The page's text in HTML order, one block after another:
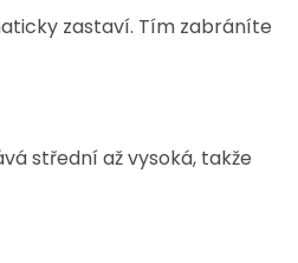
zastaví. Tím zabráníte
střední až vysoká, takže